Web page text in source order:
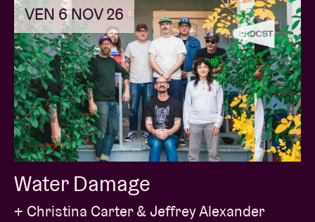
Intersex
Victim
Male dominated
© Lucinde Wahlen
VEN 6 NOV 26
Water Damage
+ Christina Carter & Jeffrey Alexander